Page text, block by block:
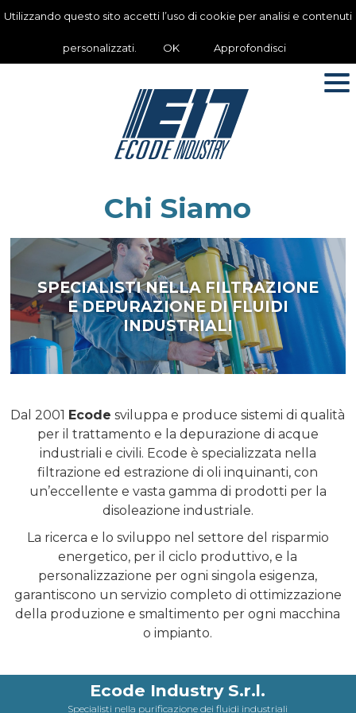
Utilizzando questo sito accetti l’uso di cookie per analisi e contenuti
personalizzati. OK Approfondisci
Chi Siamo
SPECIALISTI NELLA FILTRAZIONE
E DEPURAZIONE DI FLUIDI
INDUSTRIALI
Dal 2001 Ecode sviluppa e produce sistemi di qualità
per il trattamento e la depurazione di acque
industriali e civili. Ecode è specializzata nella
filtrazione ed estrazione di oli inquinanti, con
un’eccellente e vasta gamma di prodotti per la
disoleazione industriale.
La ricerca e lo sviluppo nel settore del risparmio
energetico, per il ciclo produttivo, e la
personalizzazione per ogni singola esigenza,
garantiscono un servizio completo di ottimizzazione
della produzione e smaltimento per ogni macchina
o impianto.
Ecode Industry S.r.l.
Specialisti nella purificazione dei fluidi industriali